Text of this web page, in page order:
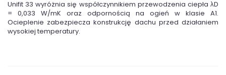
Unifit 33 wyróżnia się współczynnikiem przewodzenia ciepła λD
= 0,033 W/mK oraz odpornością na ogień w klasie A1.
Ocieplenie zabezpiecza konstrukcję dachu przed działaniem
wysokiej temperatury.